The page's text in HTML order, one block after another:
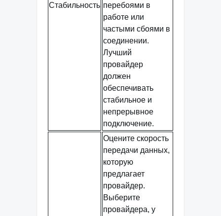
Стабильность перебоями в
работе или
частыми сбоями в
соединении.
Лучший
провайдер
должен
обеспечивать
стабильное и
непрерывное
подключение.
Оцените скорость
передачи данных,
которую
предлагает
провайдер.
Выберите
провайдера, у